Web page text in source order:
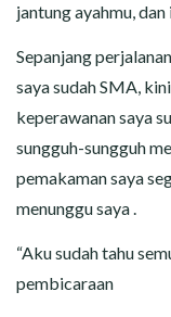
jantung ayahmu,
Sepanjang
saya sudah SMA,
keperawanan saya
sungguh-sungguh
pemakaman saya
menunggu saya .
“Aku sudah tahu
pembicaraan